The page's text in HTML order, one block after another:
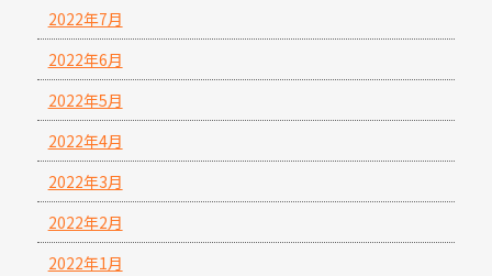
2022年7月
2022年6月
2022年5月
2022年4月
2022年3月
2022年2月
2022年1月